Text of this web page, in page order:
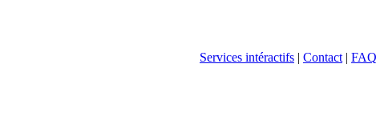
Services intéractifs | Contact | FAQ